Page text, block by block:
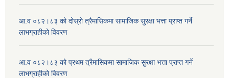
आ.व ०८२।८३ को दोस्रो त्रैमासिकमा सामाजिक सुरक्षा भत्ता प्राप्त गर्ने
लाभग्राहीको विवरण
आ.व ०८२।८३ को प्रथम त्रैमासिकमा सामाजिक सुरक्षा भत्ता प्राप्त गर्ने
लाभग्राहीको विवरण